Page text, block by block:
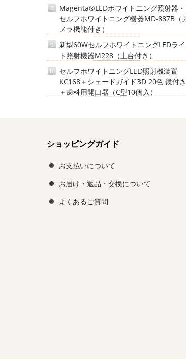
Magenta®LEDホワイトニング照射器・
セルフホワイトニング機器MD-887B（
メラ機能付き）
8
新型60WセルフホワイトニングLEDライ
ト照射機器M228（土台付き）
9
セルフホワイトニングLED照射機装置
KC168＋シェードガイド3D 20色 鏡付き
＋歯科用開口器（C型10個入）
10
ショッピングガイド
お支払いについて
お届け・返品・交換について
よくあるご質問